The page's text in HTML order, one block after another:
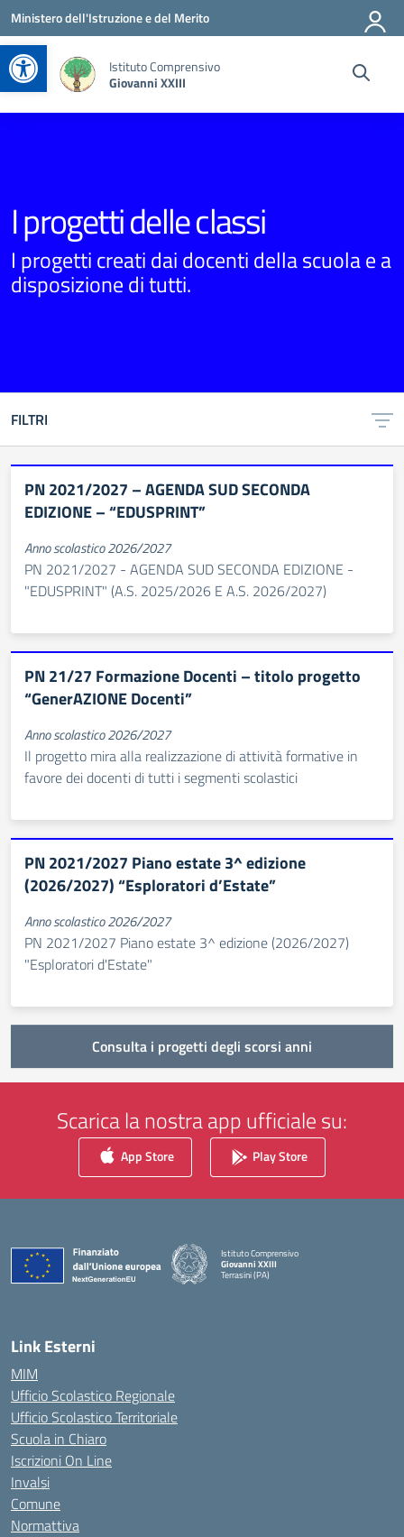
Apri la barra degli strumenti
Vai ai contenuti
Vai al menu di navigazione
Vai al footer
Ministero dell'Istruzione e del Merito
Istituto Comprensivo
Giovanni XXIII
I progetti delle classi
I progetti creati dai docenti della scuola e a
disposizione di tutti.
FILTRI
PN 2021/2027 – AGENDA SUD SECONDA
EDIZIONE – “EDUSPRINT”
Anno scolastico 2026/2027
PN 2021/2027 - AGENDA SUD SECONDA EDIZIONE -
"EDUSPRINT" (A.S. 2025/2026 E A.S. 2026/2027)
PN 21/27 Formazione Docenti – titolo progetto
“GenerAZIONE Docenti”
Anno scolastico 2026/2027
Il progetto mira alla realizzazione di attività formative in
favore dei docenti di tutti i segmenti scolastici
PN 2021/2027 Piano estate 3^ edizione
(2026/2027) “Esploratori d’Estate”
Anno scolastico 2026/2027
PN 2021/2027 Piano estate 3^ edizione (2026/2027)
"Esploratori d'Estate"
Consulta i progetti degli scorsi anni
Scarica la nostra app ufficiale su:
App Store Play Store
Istituto Comprensivo
Giovanni XXIII
Terrasini (PA)
Link Esterni
MIM
Ufficio Scolastico Regionale
Ufficio Scolastico Territoriale
Scuola in Chiaro
Iscrizioni On Line
Invalsi
Comune
Normattiva